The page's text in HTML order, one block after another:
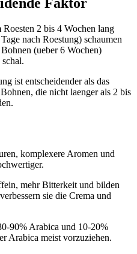
2 bis 4 Wochen lang
nach Roestung) schaumen
(ueber 6 Wochen)
ist entscheidender als das
die nicht laenger als 2 bis
komplexere Aromen und
mehr Bitterkeit und bilden
sie die Crema und
90% Arabica und 10-20%
Arabica meist vorzuziehen.